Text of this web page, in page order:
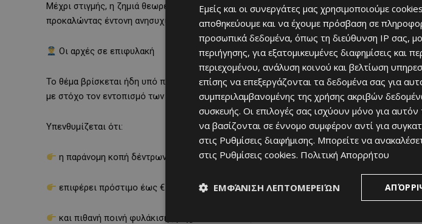
Μέχρι στιγμής, η ζημιά θεωρείται ιδιαίτερα σοβαρή, αφού έχουν ήδη κοπεί περισσότερα
προκαλώντας έντονη ανησυχία για την προστασία του περιβάλλοντος αλλά και τη
Οι αρχές σε επιφυλακή
Το θέμα βρίσκεται ήδη υπό παρακολούθηση, με τις αρμόδιες αρχές να προχωρούν σε
με στόχο τον εντοπισμό των υπευθύνων.
Υπενθυμίζεται ότι:
η παράνομη κοπή δέντρων αποτελεί σοβαρό αδίκημα
επιφέρει πρόστιμο έως €5.000
και πιθανή ποινή φυλάκισης μέχρι και ένα έτος
Εμείς και οι συνεργάτες μας χρησιμοποιούμε
αποθηκεύουμε και να έχουμε πρόσβαση σε
προσωπικά δεδομένα, όπως τη διεύθυνση IP σας,
περιήγησης, για εξατομικευμένες διαφημίσεις και
περιεχομένου, ανάλυση κοινού και βελτίωση
επίσης να επεξεργάζονται τα δεδομένα σας για
συμπεριλαμβανομένης της χρήσης ακριβών
συσκευής. Οι επιλογές σας ισχύουν μόνο για
να βασίζονται σε έννομο συμφέρον αντί για
στις Ρυθμίσεις διαφήμισης. Μπορείτε να
στις Ρυθμίσεις cookies. Πολιτική Απορρήτου
ΕΜΦΆΝΙΣΗ ΛΕΠΤΟΜΕΡΕΙΏΝ